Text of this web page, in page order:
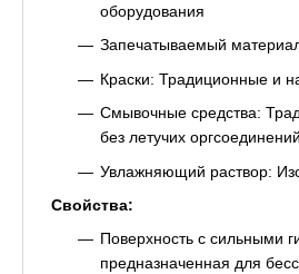
оборудования
Запечатываемый
Краски: Традиционные и
Смывочные средства:
без летучих оргсоединений
Увлажняющий раствор:
Свойства:
Поверхность с сильными
предназначенная для